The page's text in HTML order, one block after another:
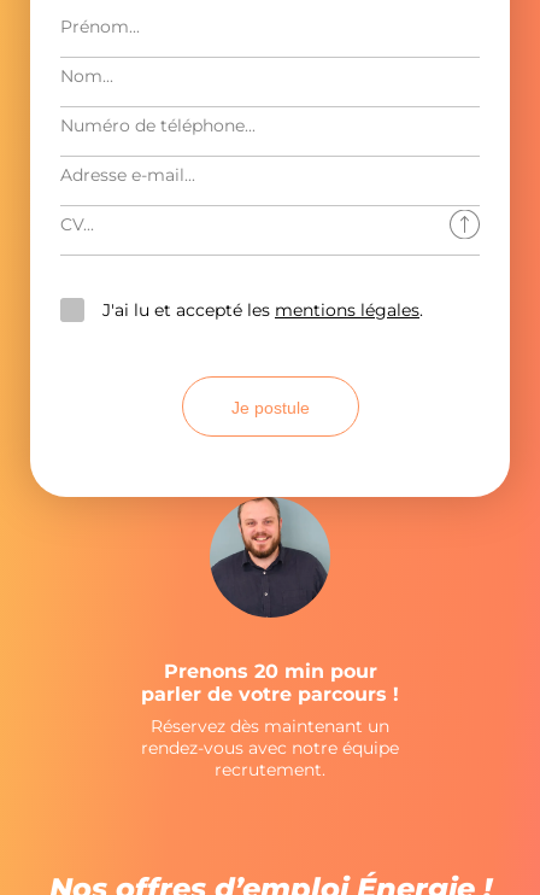
J'ai lu et accepté les mentions légales.
Je postule
Prenons 20 min pour
parler de votre parcours !
Réservez dès maintenant un
rendez-vous avec notre équipe
recrutement.
Nos offres d’emploi Énergie !
Je suis consultant(e)
Je suis client(e)